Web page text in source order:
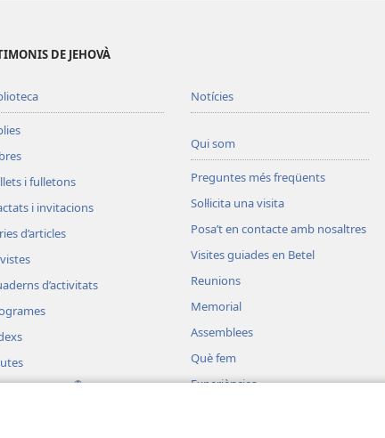
DE JEHOVÀ
i fulletons
i invitacions
d’articles
d’activitats
Broadcasting®
Notícies
Qui som
Preguntes més freqüents
Soŀlicita una visita
Posa’t en contacte amb nosaltres
Visites guiades en Betel
Reunions
Memorial
Assemblees
Què fem
Experiències